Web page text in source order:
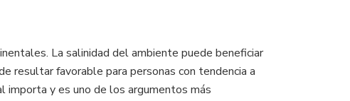
La salinidad del ambiente puede beneficiar
resultar favorable para personas con tendencia a
importa y es uno de los argumentos más